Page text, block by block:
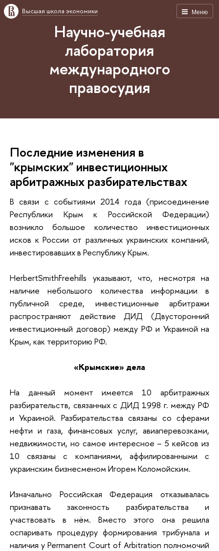
Меню
Высшая школа экономики
Научно-учебная
лаборатория
международного
правосудия
Последние изменения в
"крымских" инвестиционных
арбитражных разбирательствах
В связи с событиями 2014 года (присоединение
Республики Крым к Российской Федерации)
возникло большое количество инвестиционных
исков к России от различных украинских компаний,
инвестировавших в Республику Крым.
HerbertSmithFreehills указывают, что, несмотря на
наличие небольшого количества информации в
публичной среде, инвестиционные арбитражи
распространяют действие ДИД (Двусторонний
инвестиционный договор) между РФ и Украиной на
Крым, как территорию РФ.
«Крымские» дела
На данный момент имеется 10 арбитражных
разбирательств, связанных с ДИД 1998 г. между РФ
и Украиной. Разбирательства связаны со сферами
нефти и газа, финансовых услуг, авиаперевозками,
недвижимости, но самое интересное – 5 кейсов из
10 связаны с компаниями, аффилированными с
украинским бизнесменом Игорем Коломойским.
Изначально Российская Федерация отказывалась
признавать законность разбирательства и
участвовать в нём. Вместо этого она решила
оспаривать процедуру формирования трибунала и
наличия у Permanent Court of Arbitration полномочий